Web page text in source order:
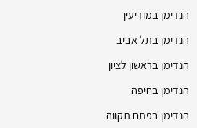
הנדימן במודיעין
הנדימן בתל אביב
הנדימן בראשון לציון
הנדימן בחיפה
הנדימן בפתח תקווה